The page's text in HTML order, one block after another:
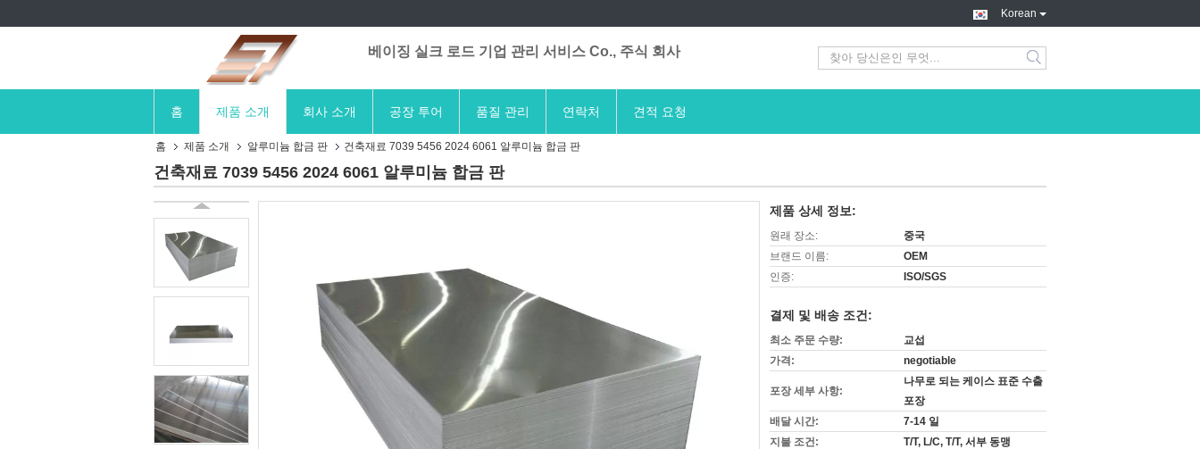
Korean
베이징 실크 로드 기업 관리 서비스 Co., 주식 회사
search
홈 제품 소개 회사 소개 공장 투어 품질 관리 연락처 견적 요청
홈 제품 소개 알루미늄 합금 판 건축재료 7039 5456 2024 6061 알루미늄 합금 판
건축재료 7039 5456 2024 6061 알루미늄 합금 판
제품 상세 정보:
원래 장소:
중국
브랜드 이름:
OEM
인증:
ISO/SGS
결제 및 배송 조건:
최소 주문 수량:
교섭
가격:
negotiable
포장 세부 사항:
나무로 되는 케이스 표준 수출
포장
배달 시간:
7-14 일
지불 조건:
T/T, L/C, T/T, 서부 동맹